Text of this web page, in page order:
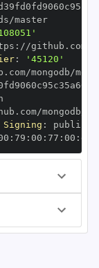
refs/heads/master
:
:
'45120'
mongodb/
mongodb/
:
: 79 : 00 : 77 : 00 : dd